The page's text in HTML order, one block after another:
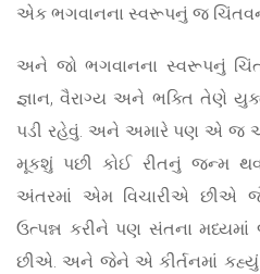
એક ભગવાનના સ્વરૂપનું જ
અને જો ભગવાનના સ્વરૂપનું
જ્ઞાન, વૈરાગ્ય અને ભક્તિ તેણે
પડી રહેવું. અને અમારે પણ એ જ
મૂકશું પછી કોઈ રીતનું જન્મ
અંતરમાં એમ વિચારીએ છીએ
ઉત્પન્ન કરીને પણ સંતના
છીએ. અને જેને એ કીર્તનમાં